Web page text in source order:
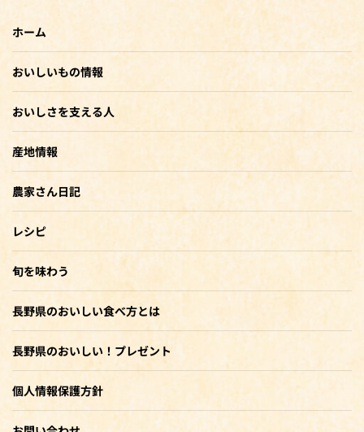
ホーム
おいしいもの情報
おいしさを支える人
産地情報
農家さん日記
レシピ
旬を味わう
長野県のおいしい食べ方とは
長野県のおいしい！プレゼント
個人情報保護方針